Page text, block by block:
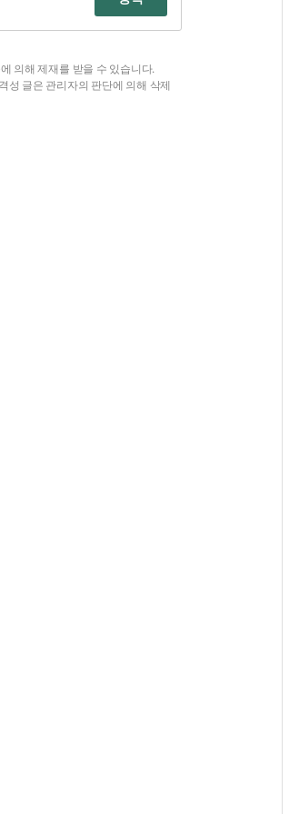
의해 제재를 받을 수 있습니다.
성 글은 관리자의 판단에 의해 삭제